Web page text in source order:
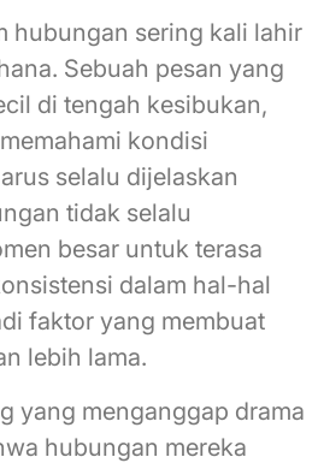
hubungan sering kali lahir
Sebuah pesan yang
di tengah kesibukan,
kondisi
selalu dijelaskan
tidak selalu
besar untuk terasa
dalam hal-hal
faktor yang membuat
lebih lama.
yang menganggap drama
hubungan mereka